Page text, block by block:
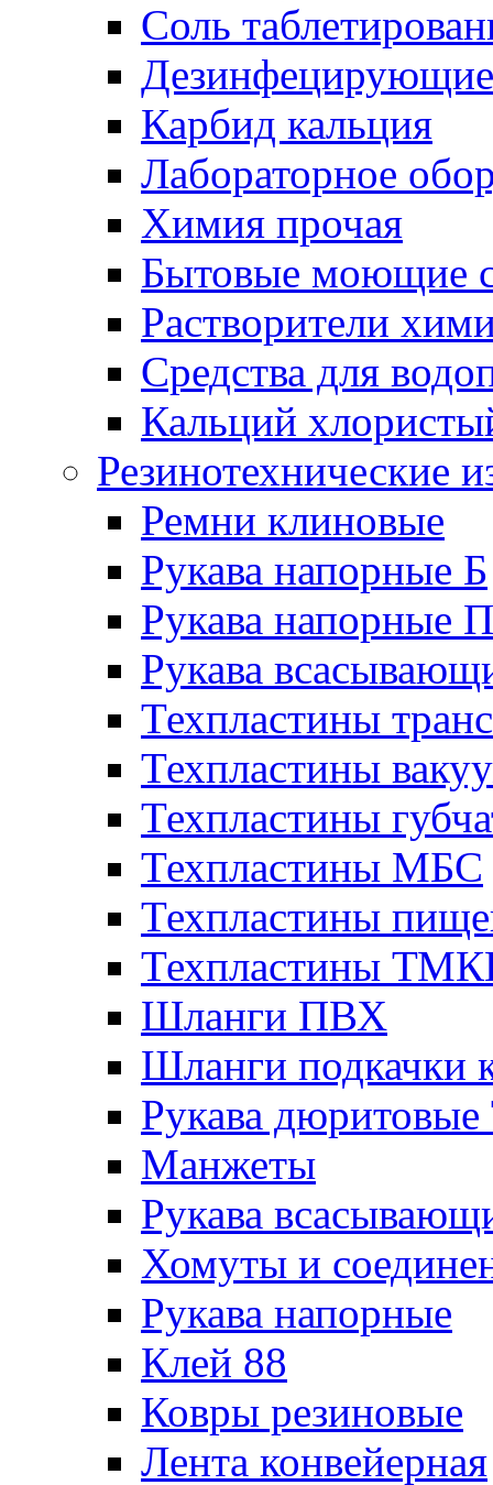
Соль
Дезинфецирующие
Карбид кальция
Лабораторное
Химия прочая
Бытовые моющие
Растворители
Средства для
Кальций
Резинотехнические
Ремни клиновые
Рукава напорные Б
Рукава напорные П
Рукава
Техпластины
Техпластины
Техпластины
Техпластины МБС
Техпластины
Техпластины
Шланги ПВХ
Шланги подкачки
Рукава
Манжеты
Рукава
Хомуты и
Рукава напорные
Клей 88
Ковры резиновые
Лента конвейерная